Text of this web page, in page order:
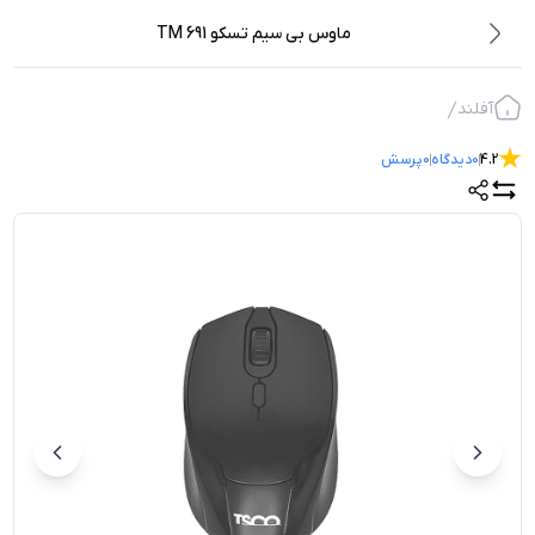
ماوس بی سیم تسکو TM 691
آفلند
4.2
0دیدگاه0پرسش